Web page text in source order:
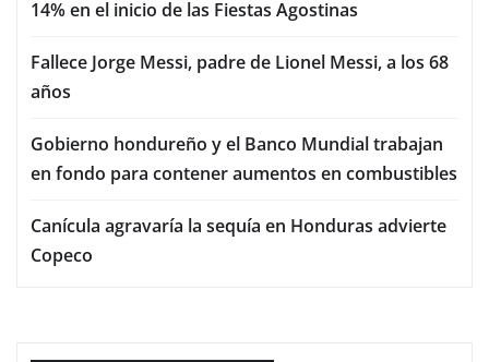
14% en el inicio de las Fiestas Agostinas
Fallece Jorge Messi, padre de Lionel Messi, a los 68
años
Gobierno hondureño y el Banco Mundial trabajan
en fondo para contener aumentos en combustibles
Canícula agravaría la sequía en Honduras advierte
Copeco